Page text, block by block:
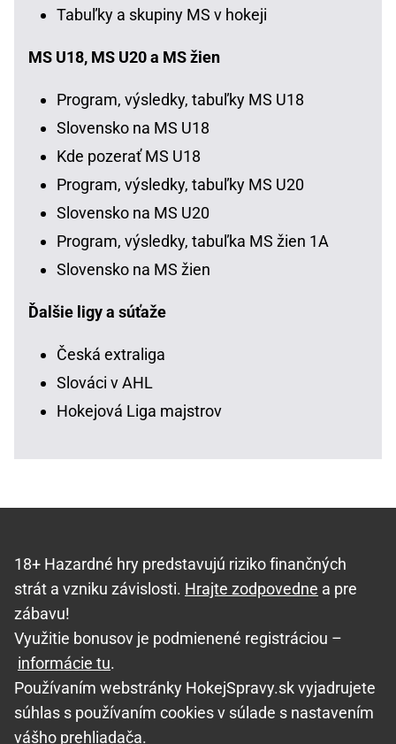
Tabuľky a skupiny MS v hokeji
MS U18, MS U20 a MS žien
Program, výsledky, tabuľky MS U18
Slovensko na MS U18
Kde pozerať MS U18
Program, výsledky, tabuľky MS U20
Slovensko na MS U20
Program, výsledky, tabuľka MS žien 1A
Slovensko na MS žien
Ďalšie ligy a súťaže
Česká extraliga
Slováci v AHL
Hokejová Liga majstrov
18+ Hazardné hry predstavujú riziko finančných
strát a vzniku závislosti. Hrajte zodpovedne a pre
zábavu!
Využitie bonusov je podmienené registráciou –
informácie tu.
Používaním webstránky HokejSpravy.sk vyjadrujete
súhlas s používaním cookies v súlade s nastavením
vášho prehliadača.